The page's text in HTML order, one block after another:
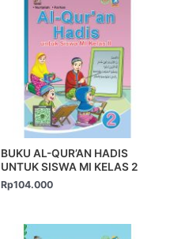
BUKU AL-QUR’AN HADIS
UNTUK SISWA MI KELAS 2
Rp104.000